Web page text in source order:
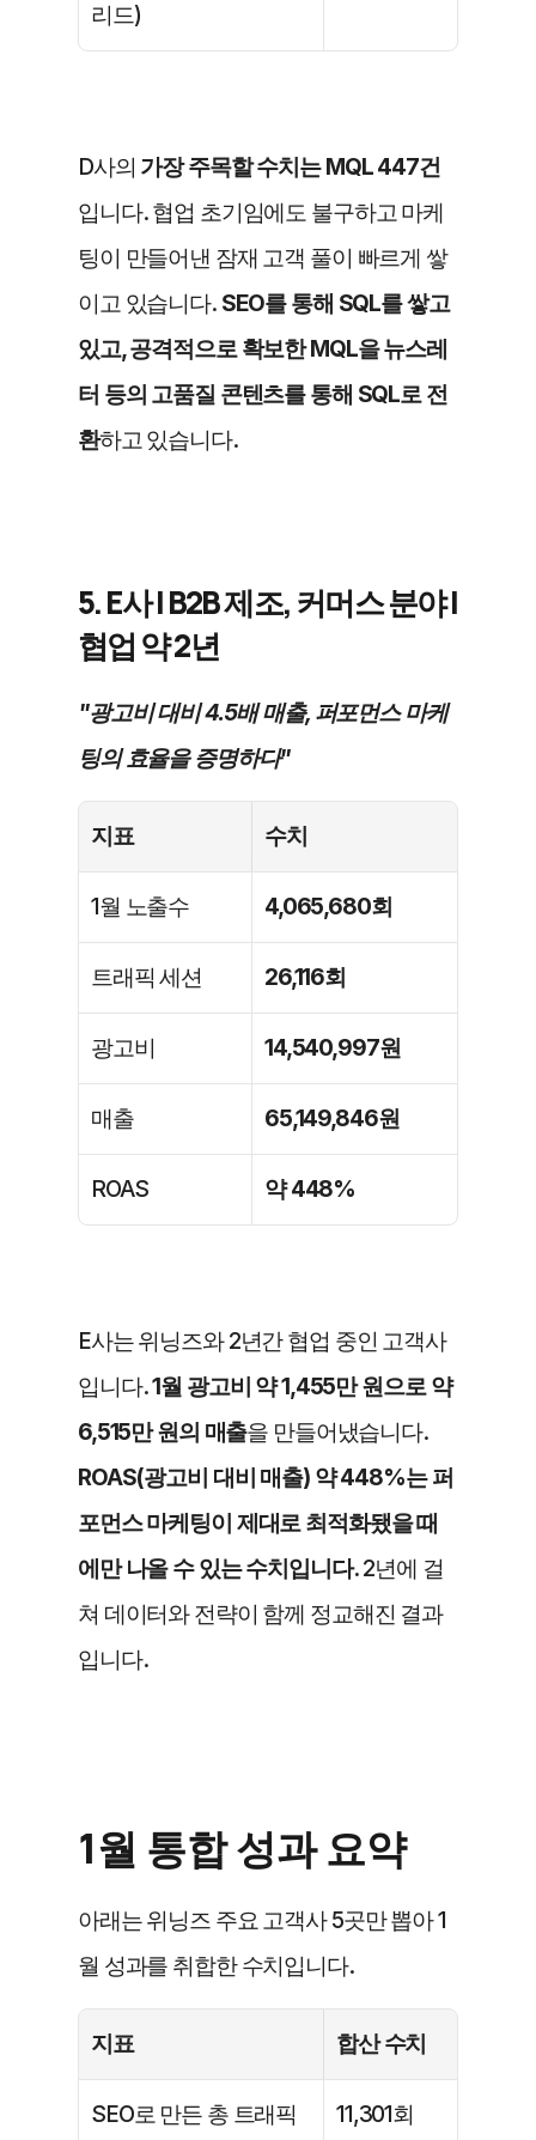
리드)
D사의 가장 주목할 수치는 MQL 447건
입니다. 협업 초기임에도 불구하고 마케
팅이 만들어낸 잠재 고객 풀이 빠르게 쌓
이고 있습니다. SEO를 통해 SQL를 쌓고
있고, 공격적으로 확보한 MQL을 뉴스레
터 등의 고품질 콘텐츠를 통해 SQL로 전
환하고 있습니다.
5. E사 | B2B 제조, 커머스 분야 |
협업 약 2년
"광고비 대비 4.5배 매출, 퍼포먼스 마케
팅의 효율을 증명하다"
지표 수치
1월 노출수 4,065,680회
트래픽 세션 26,116회
광고비 14,540,997원
매출 65,149,846원
ROAS 약 448%
E사는 위닝즈와 2년간 협업 중인 고객사
입니다. 1월 광고비 약 1,455만 원으로 약
6,515만 원의 매출을 만들어냈습니다.
ROAS(광고비 대비 매출) 약 448%는 퍼
포먼스 마케팅이 제대로 최적화됐을 때
에만 나올 수 있는 수치입니다. 2년에 걸
쳐 데이터와 전략이 함께 정교해진 결과
입니다.
1월 통합 성과 요약
아래는 위닝즈 주요 고객사 5곳만 뽑아 1
월 성과를 취합한 수치입니다.
﻿지표 ﻿합산 수치
﻿SEO로 만든 총 트래픽 ﻿11,301회